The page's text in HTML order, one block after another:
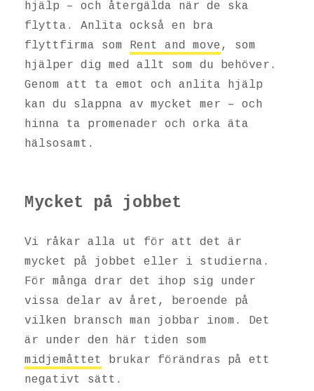
hjälp – och återgälda när de ska
flytta. Anlita också en bra
flyttfirma som Rent and move, som
hjälper dig med allt som du behöver.
Genom att ta emot och anlita hjälp
kan du slappna av mycket mer – och
hinna ta promenader och orka äta
hälsosamt.
Mycket på jobbet
Vi råkar alla ut för att det är
mycket på jobbet eller i studierna.
För många drar det ihop sig under
vissa delar av året, beroende på
vilken bransch man jobbar inom. Det
är under den här tiden som
midjemåttet
brukar förändras på ett
negativt sätt.